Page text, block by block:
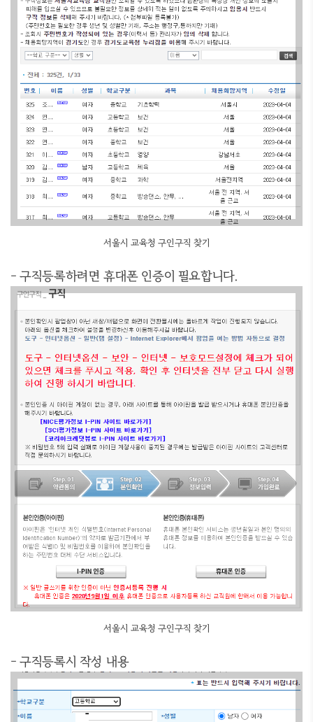
서울시 교육청 구인구직 찾기
- 구직등록하려면 휴대폰 인증이 필요합니다.
서울시 교육청 구인구직 찾기
- 구직등록시 작성 내용